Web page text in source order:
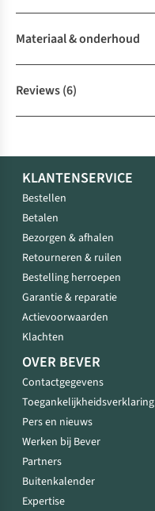
Materiaal & onderhoud
Reviews(6)
KLANTENSERVICE
Bestellen
Betalen
Bezorgen & afhalen
Retourneren & ruilen
Bestelling herroepen
Garantie & reparatie
Actievoorwaarden
Klachten
OVER BEVER
Contactgegevens
Toegankelijkheidsverklaring
Pers en nieuws
Werken bij Bever
Partners
Buitenkalender
Expertise